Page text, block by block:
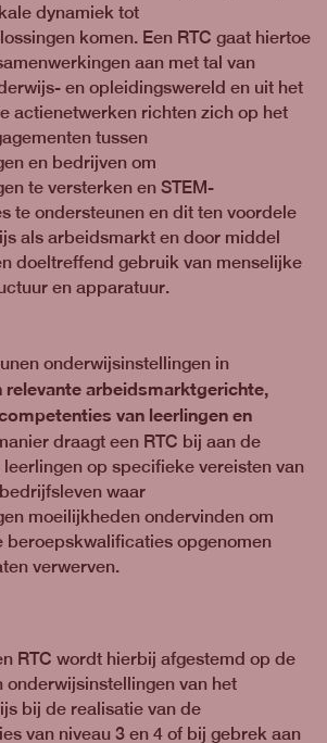
dynamiek tot
komen. Een RTC gaat hiertoe
aan met tal van
en opleidingswereld en uit het
actienetwerken richten zich op het
tussen
en bedrijven om
te versterken en STEM-
te ondersteunen en dit ten voordele
als arbeidsmarkt en door middel
doeltreffend gebruik van menselijke
en apparatuur.
onderwijsinstellingen in
relevante arbeidsmarktgerichte,
van leerlingen en
draagt een RTC bij aan de
op specifieke vereisten van
waar
moeilijkheden ondervinden om
beroepskwalificaties opgenomen
verwerven.
RTC wordt hierbij afgestemd op de
onderwijsinstellingen van het
bij de realisatie van de
van niveau 3 en 4 of bij gebrek aan